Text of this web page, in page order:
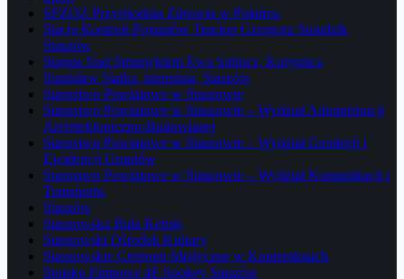
SPZOZ Przychodnia Zdrowia w Połańcu
Stacja Kontroli Pojazdów Trucker Grzegorz Stondzik
Staszów
Stajnia Nad Strumykiem Ewa Subocz, Korytnica
Stanisław Siatka, internista, Staszów
Starostwo Powiatowe w Staszowie
Starostwo Powiatowe w Staszowie – Wydział Administracji
Architektoniczno-Budowlanej
Starostwo Powiatowe w Staszowie – Wydział Geodezji i
Ewidencji Gruntów
Starostwo Powiatowe w Staszowie – Wydział Komunikacji i
Transportu
Staszów
Staszowska Buła Kebab
Staszowski Ośrodek Kultury
Staszowskie Centrum Medyczne w Koniemłotach
Stoisko Firmowe 4F Spokey Staszów